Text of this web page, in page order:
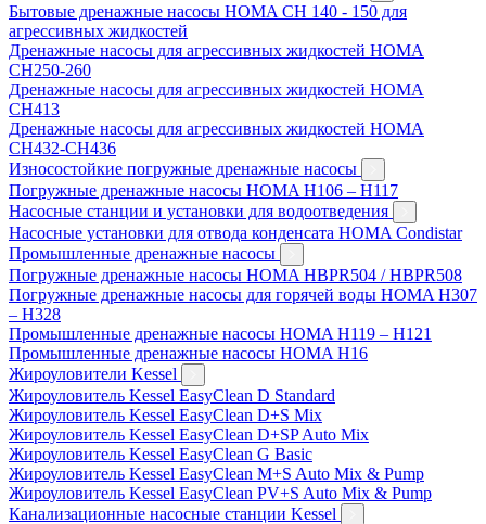
Бытовые дренажные насосы HOMA CH 140 - 150 для
агрессивных жидкостей
Дренажные насосы для агрессивных жидкостей HOMA
CH250-260
Дренажные насосы для агрессивных жидкостей HOMA
CH413
Дренажные насосы для агрессивных жидкостей HOMA
CH432-CH436
Износостойкие погружные дренажные насосы
Погружные дренажные насосы HOMA H106 – H117
Насосные станции и установки для водоотведения
Насосные установки для отвода конденсата HOMA Condistar
Промышленные дренажные насосы
Погружные дренажные насосы HOMA HBPR504 / HBPR508
Погружные дренажные насосы для горячей воды HOMA H307
– H328
Промышленные дренажные насосы HOMA H119 – H121
Промышленные дренажные насосы HOMA H16
Жироуловители Kessel
Жироуловитель Kessel EasyClean D Standard
Жироуловитель Kessel EasyClean D+S Mix
Жироуловитель Kessel EasyClean D+SP Auto Mix
Жироуловитель Kessel EasyClean G Basic
Жироуловитель Kessel EasyClean M+S Auto Mix & Pump
Жироуловитель Kessel EasyClean PV+S Auto Mix & Pump
Канализационные насосные станции Kessel